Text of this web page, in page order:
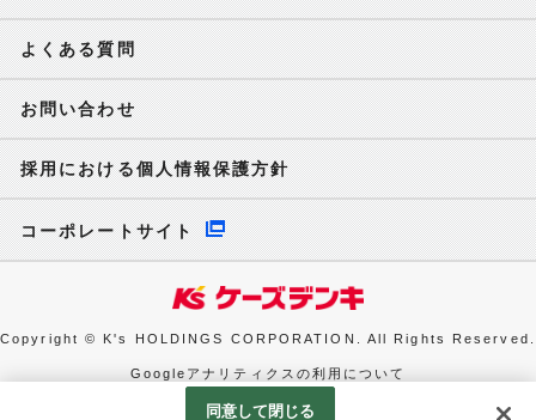
よくある質問
お問い合わせ
採用における個人情報保護方針
コーポレートサイト
Copyright © K's HOLDINGS CORPORATION. All Rights Reserved.
Googleアナリティクスの利用について
同意して閉じる